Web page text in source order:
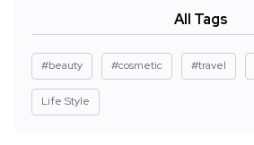
All Tags
#beauty #cosmetic #travel
Life Style